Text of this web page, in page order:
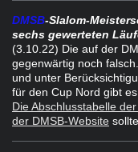
DMSB-Slalom-
sechs gewerteten
(3.10.22) Die auf der
gegenwärtig noch
und unter
für den Cup Nord gibt
Die Abschlusstabelle
der DMSB-Website